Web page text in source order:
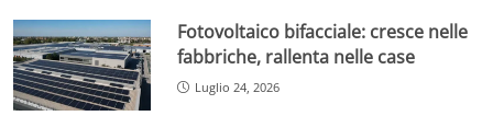
Fotovoltaico bifacciale: cresce nelle
fabbriche, rallenta nelle case
Luglio 24, 2026